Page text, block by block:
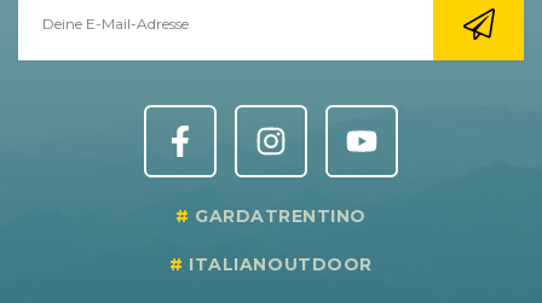
GARDATRENTINO
ITALIANOUTDOOR